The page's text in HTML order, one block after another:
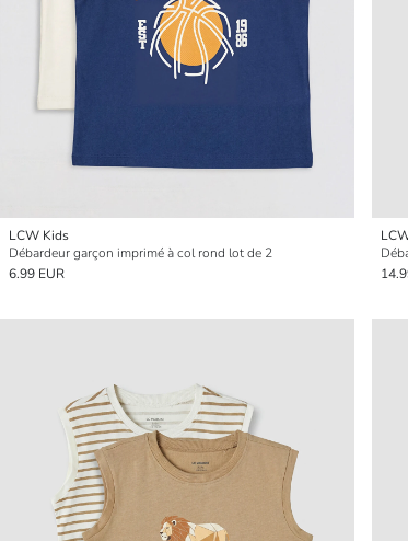
LCW Kids
Débardeur garçon imprimé à col rond lot de 2
6.99 EUR